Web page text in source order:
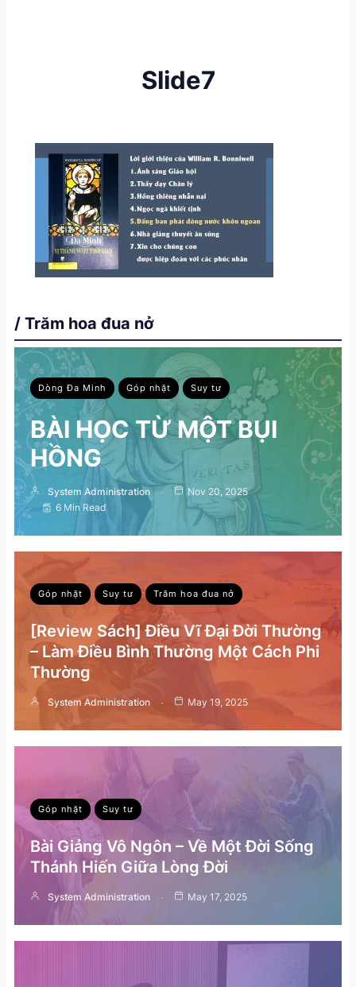
Slide7
/ Trăm hoa đua nở
Dòng Đa Minh Góp nhặt Suy tư
BÀI HỌC TỪ MỘT BỤI
HỒNG
System Administration
Nov 20, 2025
6 Min Read
Góp nhặt Suy tư Trăm hoa đua nở
[Review Sách] Điều Vĩ Đại Đời Thường
– Làm Điều Bình Thường Một Cách Phi
Thường
System Administration May 19, 2025
Góp nhặt Suy tư
Bài Giảng Vô Ngôn – Về Một Đời Sống
Thánh Hiến Giữa Lòng Đời
System Administration May 17, 2025